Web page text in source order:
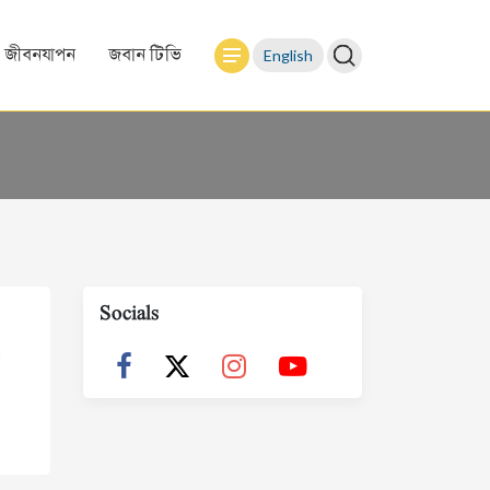
জীবনযাপন জবান টিভি English
Socials